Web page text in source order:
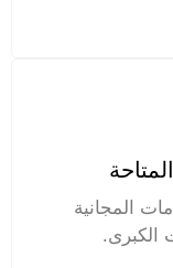
المجانية
الكبرى.